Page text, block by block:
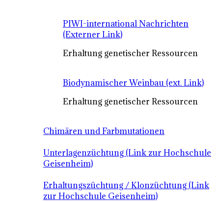
PIWI-international Nachrichten
(Externer Link)
Erhaltung genetischer Ressourcen
Biodynamischer Weinbau (ext. Link)
Erhaltung genetischer Ressourcen
Chimären und Farbmutationen
Unterlagenzüchtung (Link zur Hochschule
Geisenheim)
Erhaltungszüchtung / Klonzüchtung (Link
zur Hochschule Geisenheim)